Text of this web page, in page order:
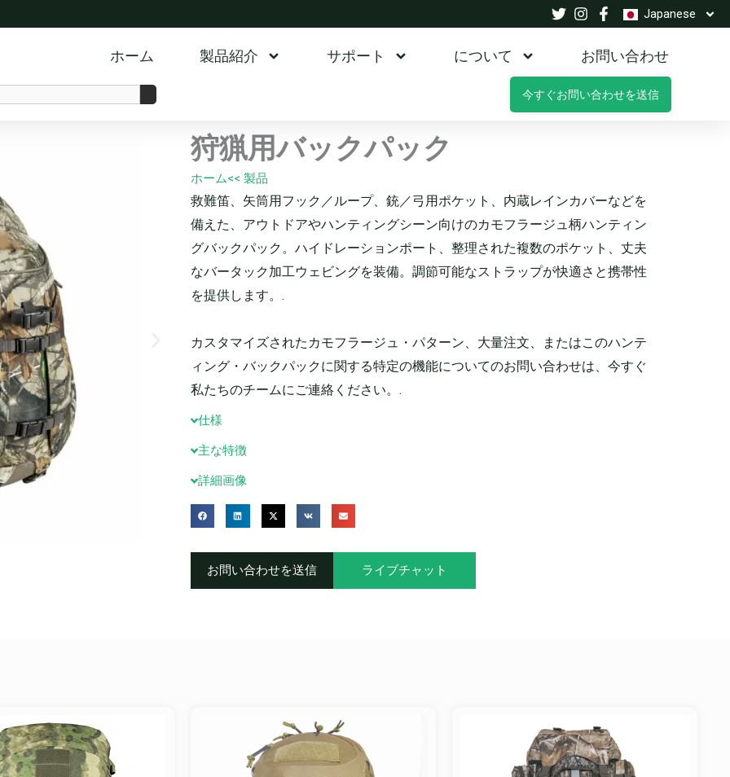
Japanese
ホーム 製品紹介 サポート について お問い合わせ
今すぐお問い合わせを送信
狩猟用バックパック
ホーム<< 製品
救難笛、矢筒用フック／ループ、銃／弓用ポケット、内蔵レインカバーなどを
備えた、アウトドアやハンティングシーン向けのカモフラージュ柄ハンティン
グバックパック。ハイドレーションポート、整理された複数のポケット、丈夫
なバータック加工ウェビングを装備。調節可能なストラップが快適さと携帯性
を提供します。.
カスタマイズされたカモフラージュ・パターン、大量注文、またはこのハンテ
ィング・バックパックに関する特定の機能についてのお問い合わせは、今すぐ
私たちのチームにご連絡ください。.
仕様
主な特徴
詳細画像
お問い合わせを送信 ライブチャット